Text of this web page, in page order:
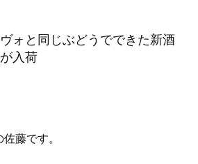
ォと同じぶどうでできた新酒
入荷
藤です。